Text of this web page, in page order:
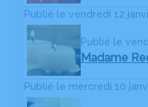
Publié le vendredi 12
Publié le
Madame
Publié le mercredi 10